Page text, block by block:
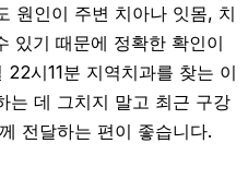
원인이 주변 치아나 잇몸, 치
있기 때문에 정확한 확인이
시11분 지역치과를 찾는 이
는 데 그치지 말고 최근 구강
전달하는 편이 좋습니다.